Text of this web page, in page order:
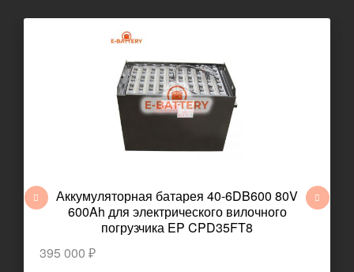
Аккумуляторная батарея 40-6DB600 80V
600Ah для электрического вилочного
погрузчика EP CPD35FT8
395 000 ₽